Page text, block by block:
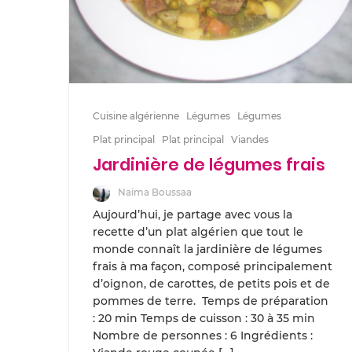
Cuisine algérienne Légumes
Légumes
Plat principal
Plat principal Viandes
Jardinière de légumes frais
Naima Boussaa
Aujourd’hui, je partage avec vous la
recette d’un plat algérien que tout le
monde connaît la jardinière de légumes
frais à ma façon, composé principalement
d’oignon, de carottes, de petits pois et de
pommes de terre. Temps de préparation
: 20 min Temps de cuisson : 30 à 35 min
Nombre de personnes : 6 Ingrédients :